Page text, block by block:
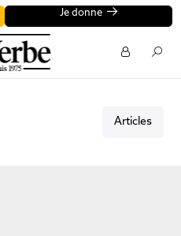
Je donne
Articles